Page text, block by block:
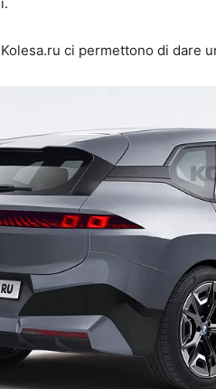
ci permettono di dare